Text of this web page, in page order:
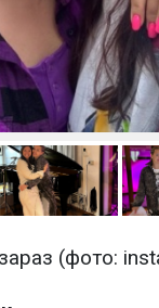
зараз (фото: